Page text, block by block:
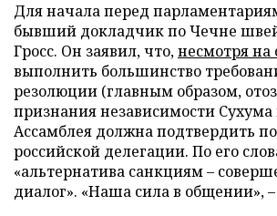
Для начала перед
бывший докладчик по Чечне
Гросс. Он заявил, что,несмотря на
выполнить большинство
резолюции (главным образом,
признания независимости
Ассамблея должна подтвердить
российской делегации. По его
«альтернатива санкциям –
диалог». «Наша сила в общении», –